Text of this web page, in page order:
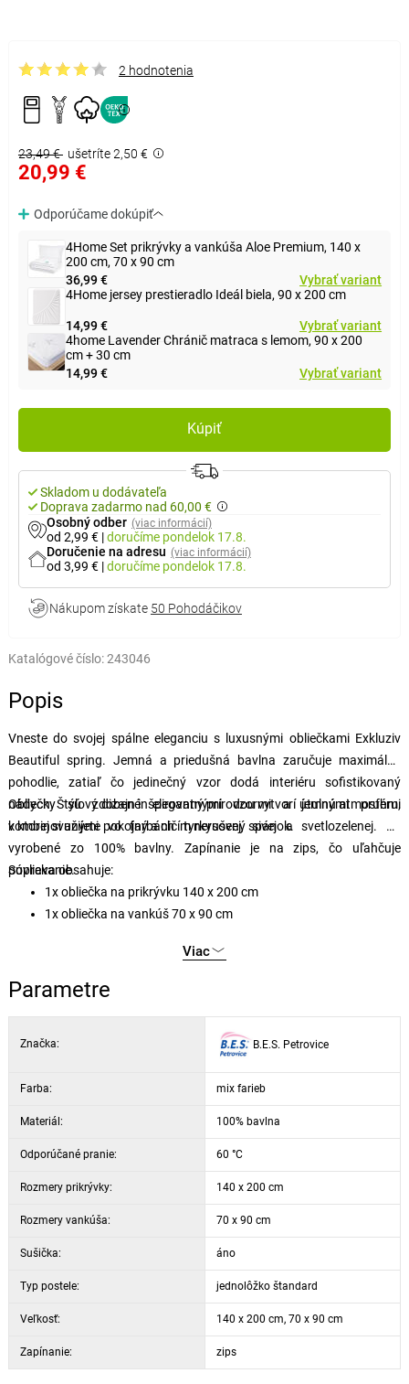
2 hodnotenia
23,49 € ušetríte 2,50 €
20,99 €
Odporúčame dokúpiť
4Home Set prikrývky a vankúša Aloe Premium, 140 x
200 cm, 70 x 90 cm
36,99 €
Vybrať variant
4Home jersey prestieradlo Ideál biela, 90 x 200 cm
14,99 €
Vybrať variant
4home Lavender Chránič matraca s lemom, 90 x 200
cm + 30 cm
14,99 €
Vybrať variant
Kúpiť
Skladom u dodávateľa
Doprava zadarmo nad 60,00 €
Osobný odber (viac informácií)
od 2,99 € |doručíme pondelok 17.8.
Doručenie na adresu (viac informácií)
od 3,99 € |doručíme pondelok 17.8.
Nákupom získate 50 Pohodáčikov
Katalógové číslo:243046
Popis
Vneste do svojej spálne eleganciu s luxusnými obliečkami Exkluziv
Beautiful spring. Jemná a priedušná bavlna zaručuje maximálne
pohodlie, zatiaľ čo jedinečný vzor dodá interiéru sofistikovaný
nádych. Štýlový dizajn inšpirovaný prírodou vytvorí útulnú atmosféru,
v ktorej si užijete pokojný a ničím nerušený spánok.
Obliečky sú zdobené elegantnými vzormi a jemnými pruhmi
kombinovanými vo farbách tyrkysovej, sivej a svetlozelenej. Sú
vyrobené zo 100% bavlny. Zapínanie je na zips, čo uľahčuje
povliekanie.
Súprava obsahuje:
1x obliečka na prikrývku 140 x 200 cm
1x obliečka na vankúš 70 x 90 cm
Viac
Parametre
Značka: B.E.S. Petrovice
Farba: mix farieb
Materiál: 100% bavlna
Odporúčané pranie: 60 °C
Rozmery prikrývky: 140 x 200 cm
Rozmery vankúša: 70 x 90 cm
Sušička: áno
Typ postele: jednolôžko štandard
Veľkosť: 140 x 200 cm, 70 x 90 cm
Zapínanie: zips